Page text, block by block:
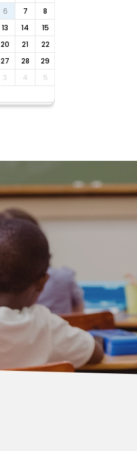
6 7
8
13 14
15
20 21
22
27 28
29
3 4 5